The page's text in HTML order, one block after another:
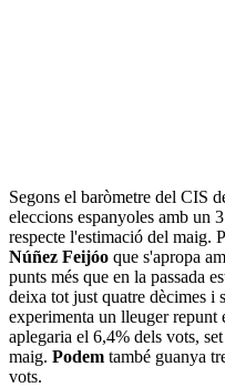
Segons el baròmetre del CIS
eleccions espanyoles amb un
respecte l'estimació del maig.
Núñez Feijóo que s'apropa
punts més que en la passada
deixa tot just quatre dècimes i
experimenta un lleuger repunt
aplegaria el 6,4% dels vots,
maig. Podem també guanya
vots.